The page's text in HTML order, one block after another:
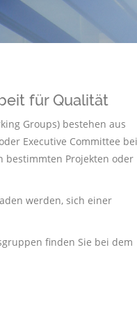
für Qualität
Groups) bestehen aus
Executive Committee
bestimmten Projekten oder
werden, sich einer
finden Sie bei dem